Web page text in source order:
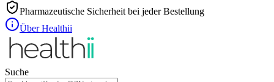
Pharmazeutische Sicherheit bei jeder Bestellung
Über Healthii
Suche